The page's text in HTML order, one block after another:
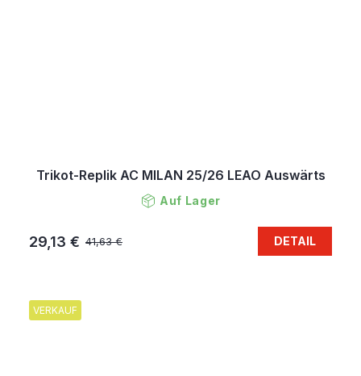
Trikot-Replik AC MILAN 25/26 LEAO Auswärts
Auf Lager
41,63 €
29,13 € DETAIL
VERKAUF